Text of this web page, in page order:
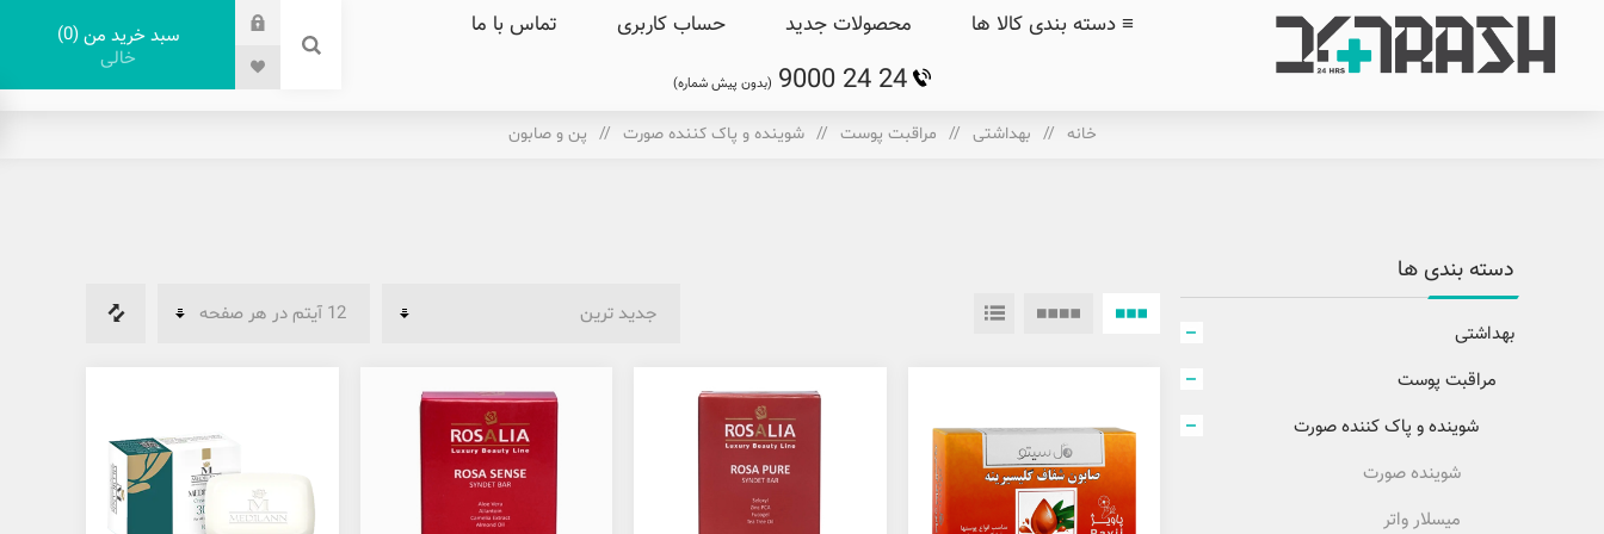
≡ دسته بندی کالا ها محصولات جدید حساب کاربری تماس با ما
9000 24 24 (بدون پیش شماره)
سبد خرید من 0
خالی
خانه / بهداشتی / مراقبت پوست / شوینده و پاک کننده صورت / پن و صابون
دسته بندی ها
بهداشتی
مراقبت پوست
شوینده و پاک کننده صورت
شوینده صورت
میسلار واتر